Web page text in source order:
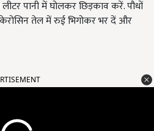
पानी में घोलकर छिड़काव करें. पौधों
तेल में रुई भिगोकर भर दें और